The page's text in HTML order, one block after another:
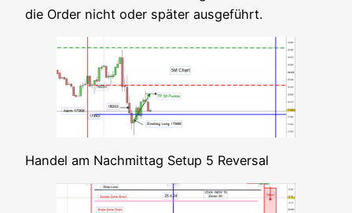
die Order nicht oder spä­ter ausgeführt.
Han­del am Nach­mit­tag Set­up 5 Reversal